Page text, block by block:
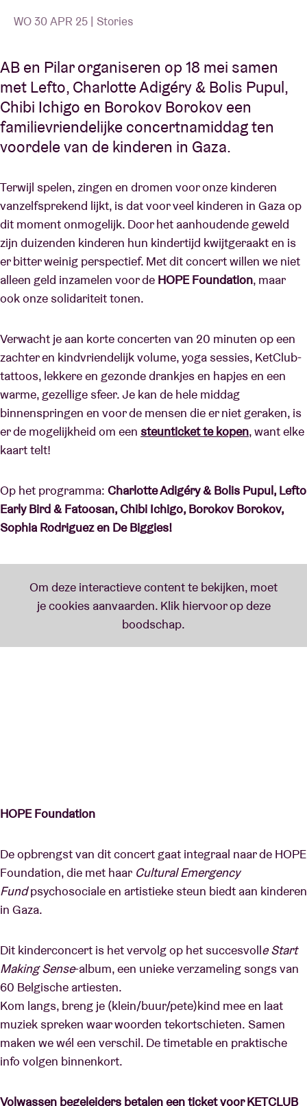
WO 30 APR 25 | Stories
AB en Pilar organiseren op 18 mei samen
met Lefto, Charlotte Adigéry & Bolis Pupul,
Chibi Ichigo en Borokov Borokov een
familievriendelijke concertnamiddag ten
voordele van de kinderen in Gaza.
Terwijl spelen, zingen en dromen voor onze kinderen
vanzelfsprekend lijkt, is dat voor veel kinderen in Gaza op
dit moment onmogelijk. Door het aanhoudende geweld
zijn duizenden kinderen hun kindertijd kwijtgeraakt en is
er bitter weinig perspectief. Met dit concert willen we niet
alleen geld inzamelen voor de HOPE Foundation, maar
ook onze solidariteit tonen.
Verwacht je aan korte concerten van 20 minuten op een
zachter en kindvriendelijk volume, yoga sessies, KetClub-
tattoos, lekkere en gezonde drankjes en hapjes en een
warme, gezellige sfeer. Je kan de hele middag
binnenspringen en voor de mensen die er niet geraken, is
er de mogelijkheid om een steunticket te kopen, want elke
kaart telt!
Op het programma: Charlotte Adigéry & Bolis Pupul, Lefto
Early Bird & Fatoosan, Chibi Ichigo, Borokov Borokov,
Sophia Rodriguez en De Biggies!
HOPE Foundation
De opbrengst van dit concert gaat integraal naar de HOPE
Foundation, die met haar Cultural Emergency
Fundpsychosociale en artistieke steun biedt aan kinderen
in Gaza.
Dit kinderconcert is het vervolg op het succesvolle Start
Making Sense-album, een unieke verzameling songs van
60 Belgische artiesten.
Kom langs, breng je (klein/buur/pete)kind mee en laat
muziek spreken waar woorden tekortschieten. Samen
maken we wél een verschil. De timetable en praktische
info volgen binnenkort.
Volwassen begeleiders betalen een ticket voor KETCLUB